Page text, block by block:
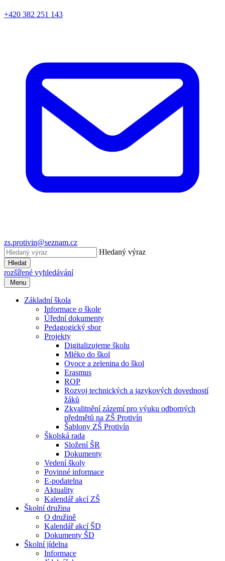
+420 382 251 143
zs.protivin@seznam.cz
Hledaný výraz
Hledat
rozšířené vyhledávání
Menu
Základní škola
Informace o škole
Úřední dokumenty
Pedagogický sbor
Projekty
Digitalizujeme školu
Mléko do škol
Ovoce a zelenina do škol
Erasmus
ROP
Rozvoj technických a jazykových dovedností
žáků
Zkvalitnění zázemí pro výuku odborných
předmětů na ZŠ Protivín
Šablony ZŠ Protivín
Školská rada
Složení ŠR
Dokumenty
Vedení školy
Povinné informace
E-podatelna
Aktuality
Kalendář akcí ZŠ
Školní družina
O družině
Kalendář akcí ŠD
Dokumenty ŠD
Školní jídelna
Informace